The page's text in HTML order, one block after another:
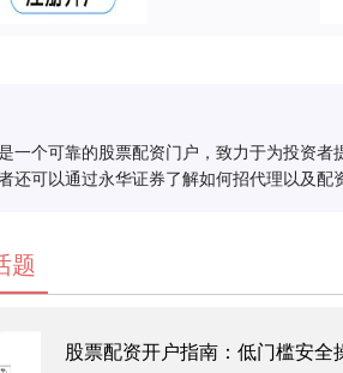
一个可靠的股票配资门户，致力于为投资
还可以通过永华证券了解如何招代理以及配
题
股票配资开户指南：低门槛安全